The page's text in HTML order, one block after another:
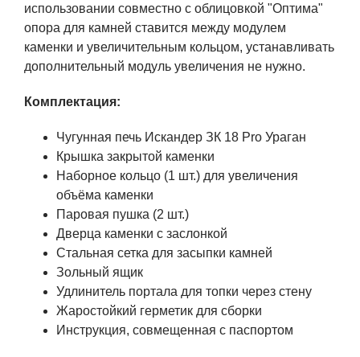
использовании совместно с облицовкой "Оптима"
опора для камней ставится между модулем
каменки и увеличительным кольцом, устанавливать
дополнительный модуль увеличения не нужно.
Комплектация:
Чугунная печь Искандер ЗК 18 Pro Ураган
Крышка закрытой каменки
Наборное кольцо (1 шт.) для увеличения
объёма каменки
Паровая пушка (2 шт.)
Дверца каменки с заслонкой
Стальная сетка для засыпки камней
Зольный ящик
Удлинитель портала для топки через стену
Жаростойкий герметик для сборки
Инструкция, совмещенная с паспортом